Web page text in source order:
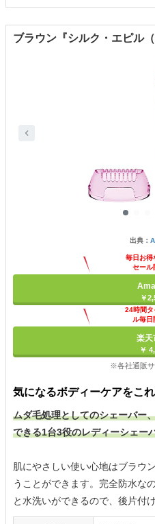
ブラウン『シルク・エピル
出典：
毎日お得
セール
￥
24時間タ
ル毎日
楽天
￥
※各社通販サ
気になるボディーケアをこれ
ムダ毛処理としてのシェーバー
できる1台3役のレディーシェー
肌にやさしい使い心地はブラウ
うことができます。完全防水な
と水洗いができるので、後片付